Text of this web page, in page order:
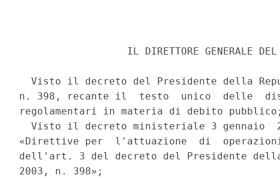
IL DIRETTORE GENERALE
Visto il decreto del Presidente della
n. 398, recante il  testo  unico  delle
regolamentari in materia di debito
Visto il decreto ministeriale 3 gennaio
«Direttive per  l'attuazione  di
dell'art. 3 del decreto del Presidente della
2003, n. 398»;